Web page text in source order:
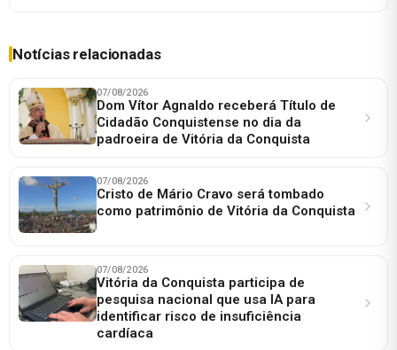
Notícias relacionadas
07/08/2026
Dom Vítor Agnaldo receberá Título de
Cidadão Conquistense no dia da
padroeira de Vitória da Conquista
07/08/2026
Cristo de Mário Cravo será tombado
como patrimônio de Vitória da Conquista
07/08/2026
Vitória da Conquista participa de
pesquisa nacional que usa IA para
identificar risco de insuficiência
cardíaca